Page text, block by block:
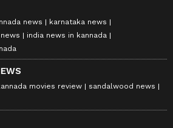
news
karnataka news
india news in kannada
movies review
sandalwood news